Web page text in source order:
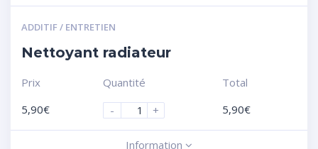
ADDITIF / ENTRETIEN
Nettoyant radiateur
Prix
5,90€
Quantité
-
+
Total
5,90€
Information